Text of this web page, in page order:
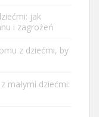
jak
i zagrożeń
z dziećmi, by
małymi dziećmi: